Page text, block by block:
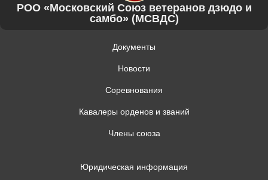
РОО «Московский Союз ветеранов дзюдо и
самбо» (МСВДС)
Документы
Новости
Соревнования
Кавалеры орденов и званий
Члены союза
Юридическая информация